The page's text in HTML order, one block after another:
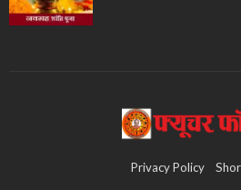
Privacy Policy